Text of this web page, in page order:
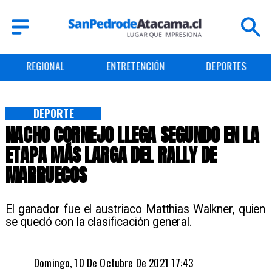
ENTRETENCIÓN DEPORTES CULTURA
NACHO CORNEJO LLEGA SEGUNDO EN LA
ETAPA MÁS LARGA DEL RALLY DE
MARRUECOS
El ganador fue el austriaco Matthias Walkner, quien
se quedó con la clasificación general.
DEPORTE
Domingo, 10 De Octubre De 2021 17:43